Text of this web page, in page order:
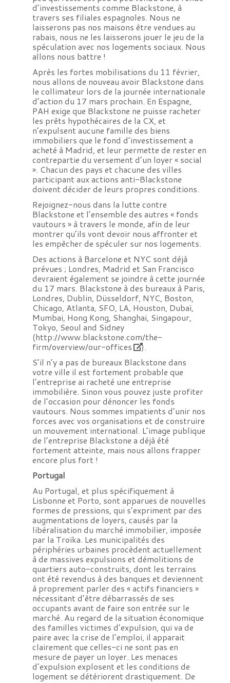
d’investissements comme Blackstone, à
travers ses filiales espagnoles. Nous ne
laisserons pas nos maisons être vendues au
rabais, nous ne les laisserons jouer le jeu de la
spéculation avec nos logements sociaux. Nous
allons nous battre !
Après les fortes mobilisations du 11 février,
nous allons de nouveau avoir Blackstone dans
le collimateur lors de la journée internationale
d’action du 17 mars prochain. En Espagne,
PAH exige que Blackstone ne puisse racheter
les prêts hypothécaires de la CX, et
n’expulsent aucune famille des biens
immobiliers que le fond d’investissement a
acheté à Madrid, et leur permette de rester en
contrepartie du versement d’un loyer « social
». Chacun des pays et chacune des villes
participant aux actions anti-Blackstone
doivent décider de leurs propres conditions.
Rejoignez-nous dans la lutte contre
Blackstone et l’ensemble des autres « fonds
vautours » à travers le monde, afin de leur
montrer qu’ils vont devoir nous affronter et
les empêcher de spéculer sur nos logements.
Des actions à Barcelone et NYC sont déjà
prévues ; Londres, Madrid et San Francisco
devraient également se joindre à cette journée
du 17 mars. Blackstone à des bureaux à Paris,
Londres, Dublin, Düsseldorf, NYC, Boston,
Chicago, Atlanta, SFO, LA, Houston, Dubaï,
Mumbai, Hong Kong, Shanghai, Singapour,
Tokyo, Seoul and Sidney
(http://www.blackstone.com/the-
firm/overview/our-offices
).
S’il n’y a pas de bureaux Blackstone dans
votre ville il est fortement probable que
l’entreprise ai racheté une entreprise
immobilière. Sinon vous pouvez juste profiter
de l’occasion pour dénoncer les fonds
vautours. Nous sommes impatients d’unir nos
forces avec vos organisations et de construire
un mouvement international. L’image publique
de l’entreprise Blackstone a déjà été
fortement atteinte, mais nous allons frapper
encore plus fort !
Portugal
Au Portugal, et plus spécifiquement à
Lisbonne et Porto, sont apparues de nouvelles
formes de pressions, qui s’expriment par des
augmentations de loyers, causés par la
libéralisation du marché immobilier, imposée
par la Troïka. Les municipalités des
périphéries urbaines procèdent actuellement
à de massives expulsions et démolitions de
quartiers auto-construits, dont les terrains
ont été revendus à des banques et deviennent
à proprement parler des « actifs financiers »
nécessitant d’être débarrassés de ses
occupants avant de faire son entrée sur le
marché. Au regard de la situation économique
des familles victimes d’expulsion, qui va de
paire avec la crise de l’emploi, il apparait
clairement que celles-ci ne sont pas en
mesure de payer un loyer. Les menaces
d’expulsion explosent et les conditions de
logement se détériorent drastiquement. De